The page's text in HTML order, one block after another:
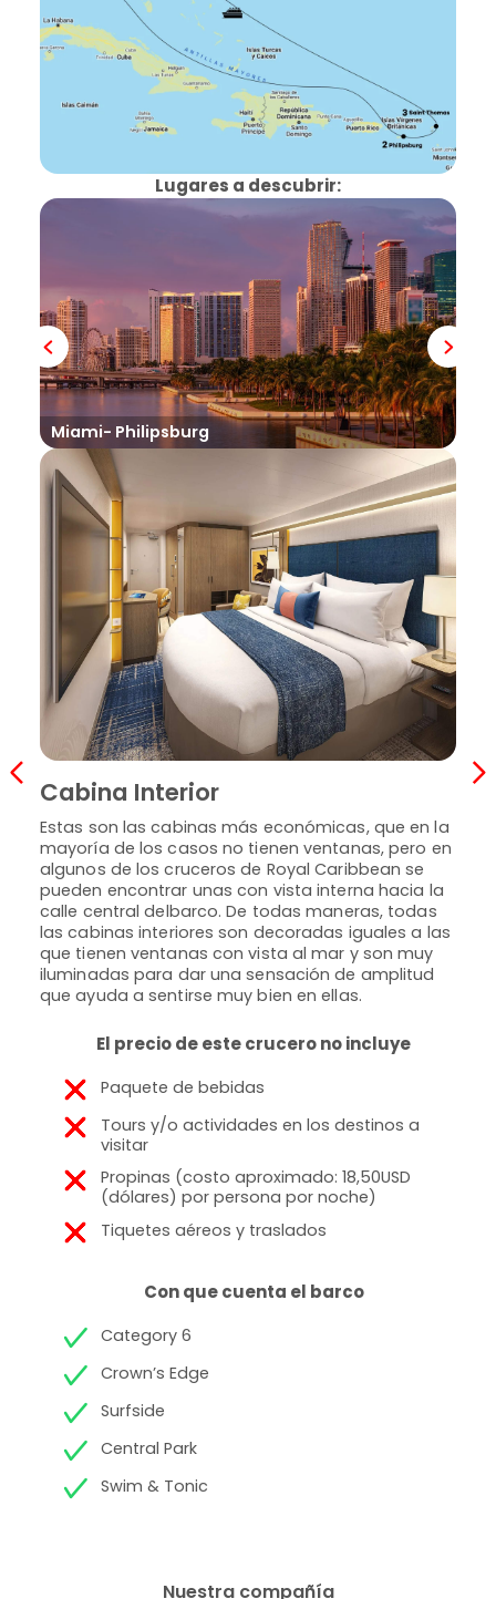
Lugares a descubrir:
Miami- Philipsburg
Cabina Interior
Estas son las cabinas más económicas, que en la
mayoría de los casos no tienen ventanas, pero en
algunos de los cruceros de Royal Caribbean se
pueden encontrar unas con vista interna hacia la
calle central delbarco. De todas maneras, todas
las cabinas interiores son decoradas iguales a las
que tienen ventanas con vista al mar y son muy
iluminadas para dar una sensación de amplitud
que ayuda a sentirse muy bien en ellas.
El precio de este crucero no incluye
Paquete de bebidas
Tours y/o actividades en los destinos a
visitar
Propinas (costo aproximado: 18,50USD
(dólares) por persona por noche)
Tiquetes aéreos y traslados
Con que cuenta el barco
Category 6
Crown’s Edge
Surfside
Central Park
Swim & Tonic
Nuestra compañía